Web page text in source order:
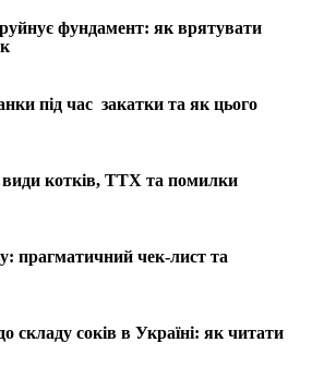
фундамент: як врятувати
під час закатки та як цього
котків, ТТХ та помилки
прагматичний чек-лист та
складу соків в Україні: як читати